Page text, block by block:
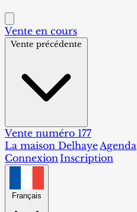
Vente en cours
Vente précédente
Vente numéro 177
La maison DelhayeAgenda
ConnexionInscription
Français